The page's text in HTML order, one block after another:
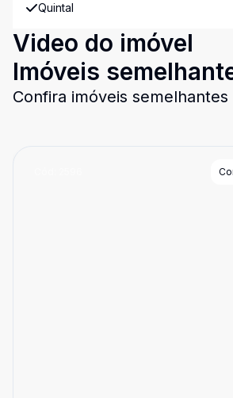
Quintal
Video do imóvel
Imóveis
Confira imóveis semelhantes